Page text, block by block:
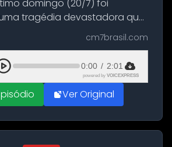
domingo (20/7) foi
tragédia devastadora que
precoce de dois jovens na
rural de Manaus. Um passeio
um típico café regio...
cm7brasil.com
0:00 / 2:01
powered by VOICEXPRESS
Ver Original